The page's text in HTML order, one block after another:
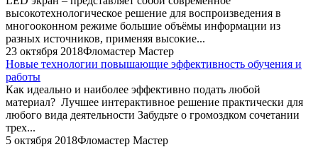
высокотехнологическое решение для воспроизведения в
многооконном режиме большие объёмы информации из
разных источников, применяя высокие...
23 октября 2018Фломастер Мастер
Новые технологии повышающие эффективность обучения и
работы
Как идеально и наиболее эффективно подать любой
материал? Лучшее интерактивное решение практически для
любого вида деятельности Забудьте о громоздком сочетании
трех...
5 октября 2018Фломастер Мастер